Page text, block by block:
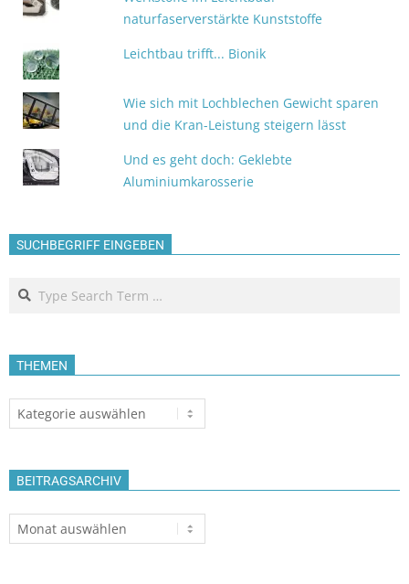
naturfaserverstärkte Kunststoffe
Leichtbau trifft... Bionik
Wie sich mit Lochblechen Gewicht sparen
und die Kran-Leistung steigern lässt
Und es geht doch: Geklebte
Aluminiumkarosserie
SUCHBEGRIFF EINGEBEN
Search
THEMEN
Themen
BEITRAGSARCHIV
Beitragsarchiv